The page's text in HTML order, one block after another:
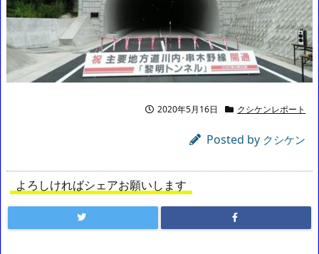
2020年5月16日 クシケンレポート
Posted by クシケン
よろしければシェアお願いします